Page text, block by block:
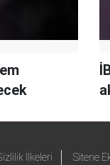
İlkeleri Sitene